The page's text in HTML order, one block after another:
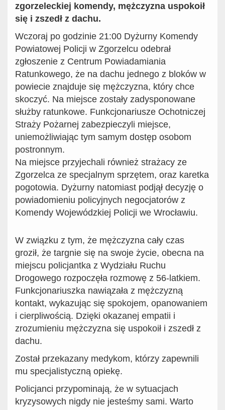
zgorzeleckiej komendy, mężczyzna uspokoił
się i zszedł z dachu.
Wczoraj po godzinie 21:00 Dyżurny Komendy
Powiatowej Policji w Zgorzelcu odebrał
zgłoszenie z Centrum Powiadamiania
Ratunkowego, że na dachu jednego z bloków w
powiecie znajduje się mężczyzna, który chce
skoczyć. Na miejsce zostały zadysponowane
służby ratunkowe. Funkcjonariusze Ochotniczej
Straży Pożarnej zabezpieczyli miejsce,
uniemożliwiając tym samym dostęp osobom
postronnym.
Na miejsce przyjechali również strażacy ze
Zgorzelca ze specjalnym sprzętem, oraz karetka
pogotowia. Dyżurny natomiast podjął decyzję o
powiadomieniu policyjnych negocjatorów z
Komendy Wojewódzkiej Policji we Wrocławiu.
W związku z tym, że mężczyzna cały czas
groził, że targnie się na swoje życie, obecna na
miejscu policjantka z Wydziału Ruchu
Drogowego rozpoczęła rozmowę z 56-latkiem.
Funkcjonariuszka nawiązała z mężczyzną
kontakt, wykazując się spokojem, opanowaniem
i cierpliwością. Dzięki okazanej empatii i
zrozumieniu mężczyzna się uspokoił i zszedł z
dachu.
Został przekazany medykom, którzy zapewnili
mu specjalistyczną opiekę.
Policjanci przypominają, że w sytuacjach
kryzysowych nigdy nie jesteśmy sami. Warto